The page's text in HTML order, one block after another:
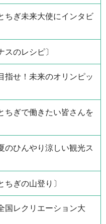
ちぎ未来大使にインタビ
スのレシピ〕
指せ！未来のオリンピッ
ちぎで働きたい皆さんを
のひんやり涼しい観光ス
ちぎの山登り〕
国レクリエーション大